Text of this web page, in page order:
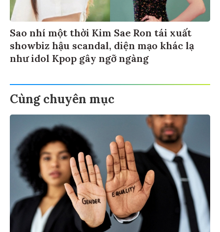
Sao nhí một thời Kim Sae Ron tái xuất
showbiz hậu scandal, diện mạo khác lạ
như idol Kpop gây ngỡ ngàng
Cùng chuyên mục